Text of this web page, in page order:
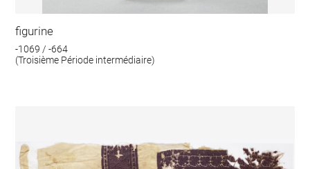
figurine
-1069 / -664
(Troisième Période intermédiaire)